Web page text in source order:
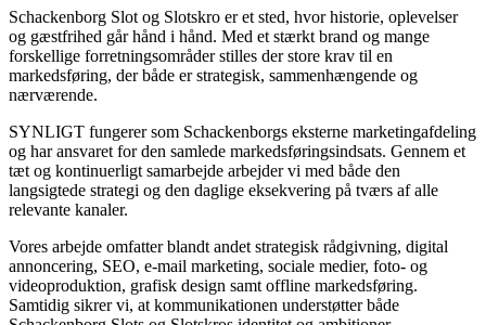
Schackenborg Slot og Slotskro er et sted, hvor historie, oplevelser
og gæstfrihed går hånd i hånd. Med et stærkt brand og mange
forskellige forretningsområder stilles der store krav til en
markedsføring, der både er strategisk, sammenhængende og
nærværende.
SYNLIGT fungerer som Schackenborgs eksterne marketingafdeling
og har ansvaret for den samlede markedsføringsindsats. Gennem et
tæt og kontinuerligt samarbejde arbejder vi med både den
langsigtede strategi og den daglige eksekvering på tværs af alle
relevante kanaler.
Vores arbejde omfatter blandt andet strategisk rådgivning, digital
annoncering, SEO, e-mail marketing, sociale medier, foto- og
videoproduktion, grafisk design samt offline markedsføring.
Samtidig sikrer vi, at kommunikationen understøtter både